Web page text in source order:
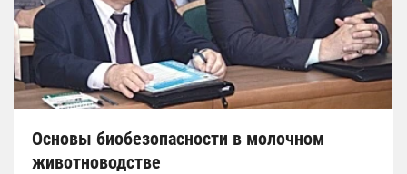
Основы биобезопасности в молочном
животноводстве